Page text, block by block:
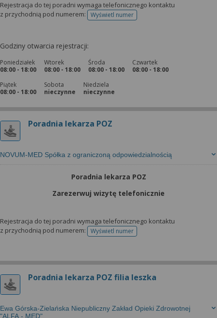
Rejestracja do tej poradni wymaga telefonicznego kontaktu
z przychodnią pod numerem:
Wyświetl numertelefonu do rejestracji
Godziny otwarcia rejestracji:
Poniedziałek
08:00 - 18:00
Wtorek
08:00 - 18:00
Środa
08:00 - 18:00
Czwartek
08:00 - 18:00
Piątek
08:00 - 18:00
Sobota
nieczynne
Niedziela
nieczynne
Poradnia lekarza POZ
NOVUM-MED Spółka z ograniczoną odpowiedzialnością
Poradnia lekarza POZ
Zarezerwuj wizytę telefonicznie
Rejestracja do tej poradni wymaga telefonicznego kontaktu
z przychodnią pod numerem:
Wyświetl numertelefonu do rejestracji
Poradnia lekarza POZ filia leszka
Ewa Górska-Zielańska Niepubliczny Zakład Opieki Zdrowotnej
"ALFA - MED"